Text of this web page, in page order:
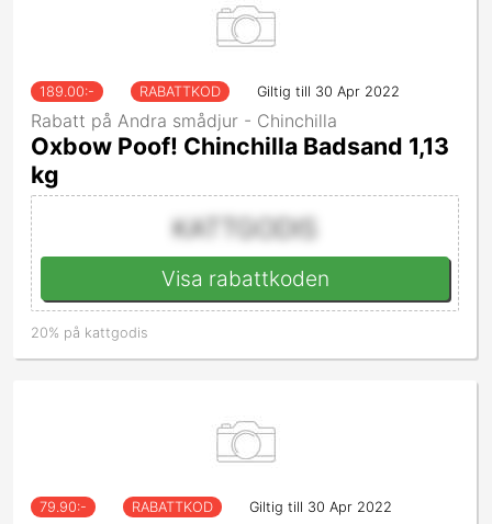
189.00:- RABATTKOD Giltig till 30 Apr 2022
Rabatt på Andra smådjur - Chinchilla
Oxbow Poof! Chinchilla Badsand 1,13
kg
KATTGODIS
Visa rabattkoden
20% på kattgodis
79.90:- RABATTKOD Giltig till 30 Apr 2022